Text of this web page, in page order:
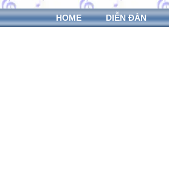
HOME DIỄN ĐÀN